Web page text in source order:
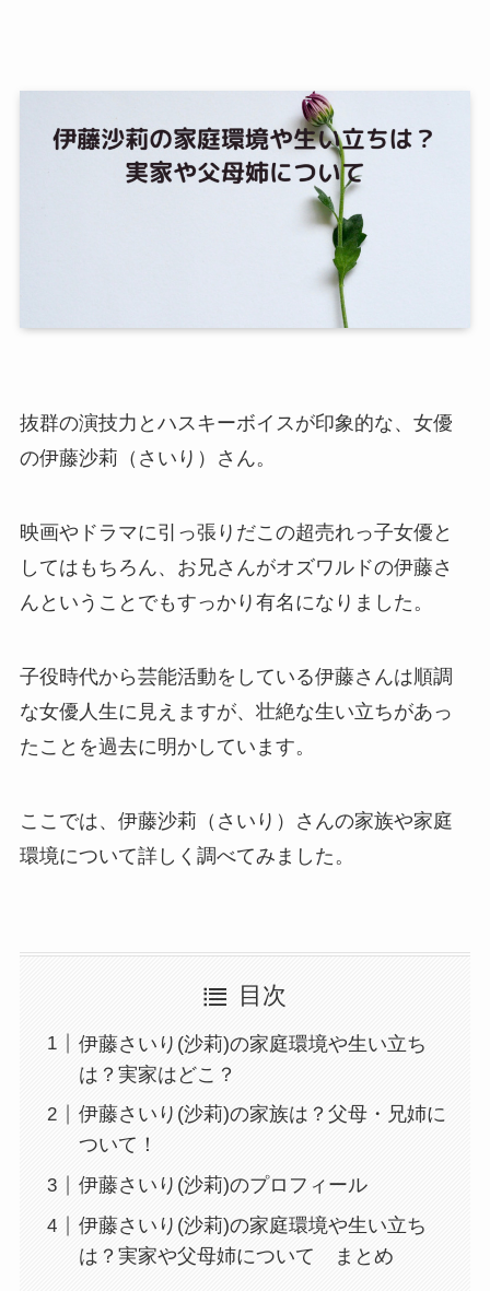
抜群の演技力とハスキーボイスが印象的な、女優
の伊藤沙莉（さいり）さん。
映画やドラマに引っ張りだこの超売れっ子女優と
してはもちろん、お兄さんがオズワルドの伊藤さ
んということでもすっかり有名になりました。
子役時代から芸能活動をしている伊藤さんは順調
な女優人生に見えますが、壮絶な生い立ちがあっ
たことを過去に明かしています。
ここでは、伊藤沙莉（さいり）さんの家族や家庭
環境について詳しく調べてみました。
目次
伊藤さいり(沙莉)の家庭環境や生い立ち
は？実家はどこ？
伊藤さいり(沙莉)の家族は？父母・兄姉に
ついて！
伊藤さいり(沙莉)のプロフィール
伊藤さいり(沙莉)の家庭環境や生い立ち
は？実家や父母姉について まとめ